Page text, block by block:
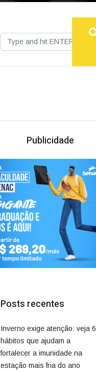
Publicidade
Posts recentes
Inverno exige atenção: veja 6
hábitos que ajudam a
fortalecer a imunidade na
estação mais fria do ano